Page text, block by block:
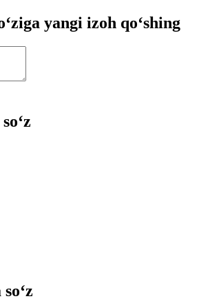
yangi izoh qo‘shing